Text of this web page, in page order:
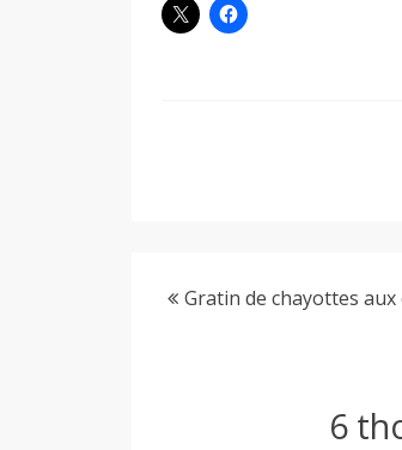
Gratin de chayottes aux
6